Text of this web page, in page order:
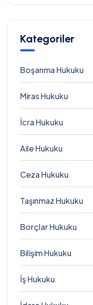
Kategoriler
Boşanma Hukuku
Miras Hukuku
İcra Hukuku
Aile Hukuku
Ceza Hukuku
Taşınmaz Hukuku
Borçlar Hukuku
Bilişim Hukuku
İş Hukuku